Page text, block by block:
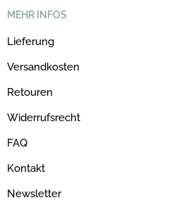
MEHR INFOS
Lieferung
Versandkosten
Retouren
Widerrufsrecht
FAQ
Kontakt
Newsletter